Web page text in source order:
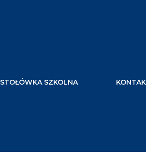
STOŁÓWKA SZKOLNA